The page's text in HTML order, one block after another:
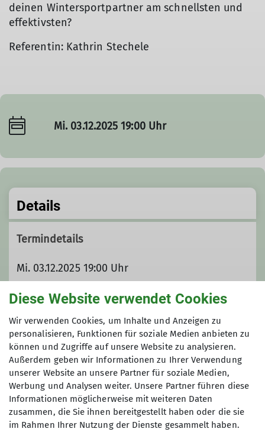
deinen Wintersportpartner am schnellsten und
effektivsten?
Referentin: Kathrin Stechele
Mi. 03.12.2025 19:00 Uhr
Details
Termindetails
Mi. 03.12.2025 19:00 Uhr
Zielort
Veranstaltungssort: Evangelische Kirche: 85604
Zorneding, Lindenstrasse 11
Diese Website verwendet Cookies
Wir verwenden Cookies, um Inhalte und Anzeigen zu
personalisieren, Funktionen für soziale Medien anbieten zu
können und Zugriffe auf unsere Website zu analysieren.
Außerdem geben wir Informationen zu Ihrer Verwendung
unserer Website an unsere Partner für soziale Medien,
Werbung und Analysen weiter. Unsere Partner führen diese
Informationen möglicherweise mit weiteren Daten
zusammen, die Sie ihnen bereitgestellt haben oder die sie
im Rahmen Ihrer Nutzung der Dienste gesammelt haben.